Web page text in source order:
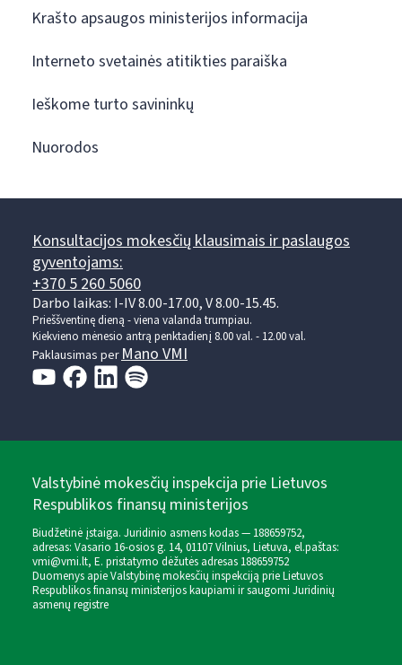
Krašto apsaugos ministerijos informacija
Interneto svetainės atitikties paraiška
Ieškome turto savininkų
Nuorodos
Konsultacijos mokesčių klausimais ir paslaugos
gyventojams:
+370 5 260 5060
Darbo laikas: I-IV 8.00-17.00, V 8.00-15.45.
Prieššventinę dieną - viena valanda trumpiau.
Kiekvieno mėnesio antrą penktadienį 8.00 val. - 12.00 val.
Paklausimas perMano VMI
Valstybinė mokesčių inspekcija prie Lietuvos
Respublikos finansų ministerijos
Biudžetinė įstaiga. Juridinio asmens kodas — 188659752,
adresas: Vasario 16-osios g. 14, 01107 Vilnius, Lietuva, el.paštas:
vmi@vmi.lt, E. pristatymo dėžutės adresas 188659752
Duomenys apie Valstybinę mokesčių inspekciją prie Lietuvos
Respublikos finansų ministerijos kaupiami ir saugomi Juridinių
asmenų registre